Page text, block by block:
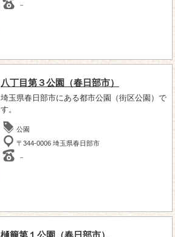
－
八丁目第３公園（春日部市）
埼玉県春日部市にある都市公園（街区公園）で
す。
公園
〒344-0006 埼玉県春日部市
－
樋籠第１公園（春日部市）